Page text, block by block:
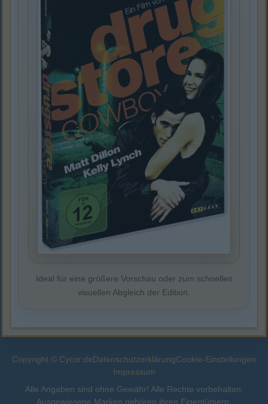
Ideal für eine größere Vorschau oder zum schnellen
visuellen Abgleich der Edition.
Copyright © Cycor.deDatenschutzerklärungCookie-Einstellungen
Impressum
Alle Angaben sind ohne Gewähr! Alle Rechte vorbehalten.
Ausgewiesene Marken gehören ihren Eigentümern.